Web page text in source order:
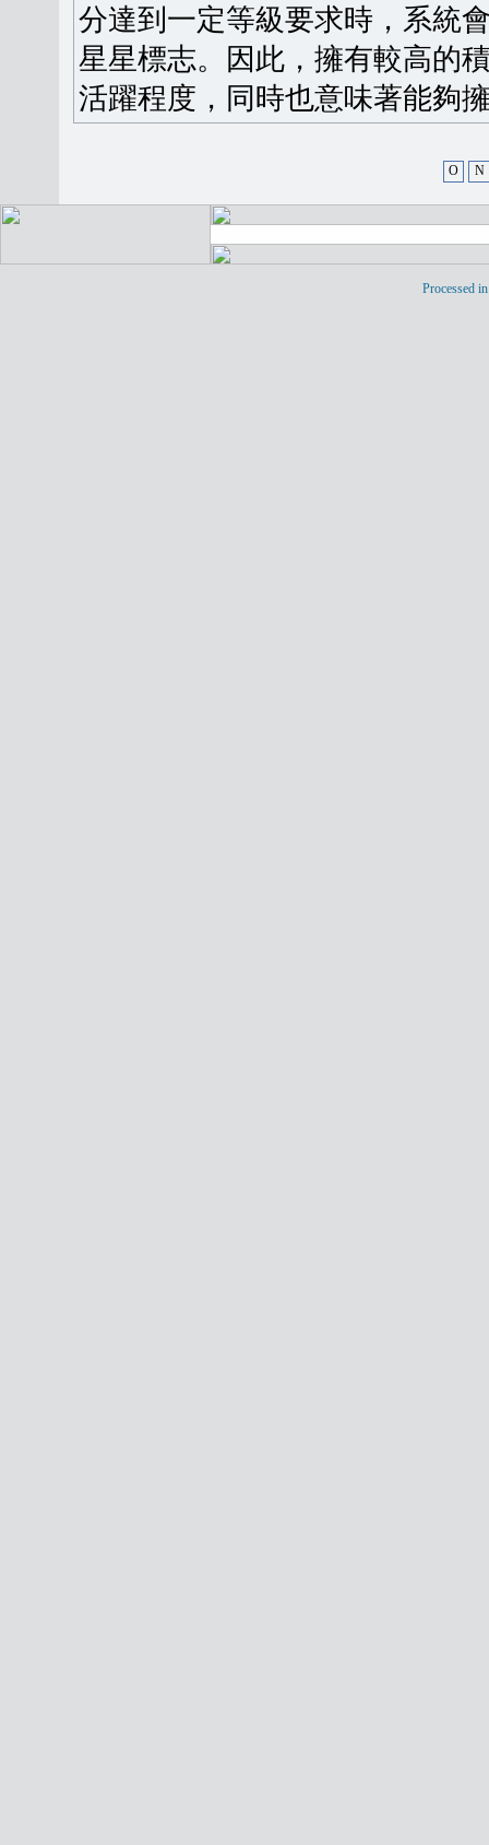
分達到一定等級要求時，系統
星星標志。因此，擁有較高的
活躍程度，同時也意味著能夠
O N
Processed